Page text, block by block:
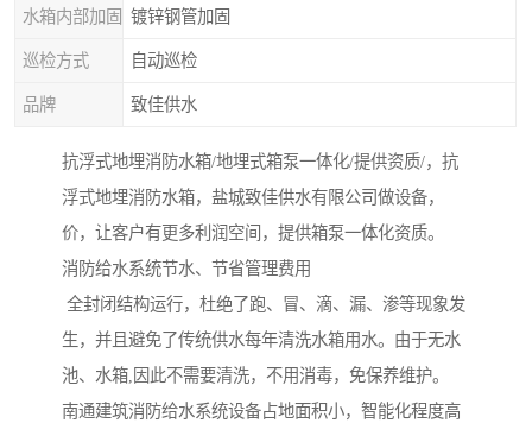
水箱内部加固 镀锌钢管加固
巡检方式 自动巡检
品牌 致佳供水
抗浮式地埋消防水箱/地埋式箱泵一体化/提供资质/，抗
浮式地埋消防水箱，盐城致佳供水有限公司做设备，
价，让客户有更多利润空间，提供箱泵一体化资质。
消防给水系统节水、节省管理费用
全封闭结构运行，杜绝了跑、冒、滴、漏、渗等现象发
生，并且避免了传统供水每年清洗水箱用水。由于无水
池、水箱,因此不需要清洗，不用消毒，免保养维护。
南通建筑消防给水系统设备占地面积小，智能化程度高